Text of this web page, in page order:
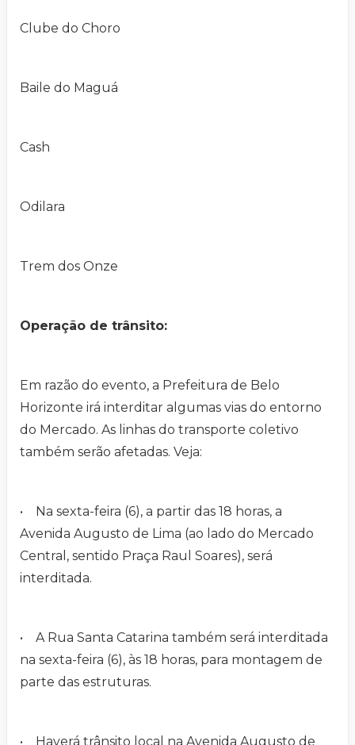
Clube do Choro
Baile do Maguá
Cash
Odilara
Trem dos Onze
Operação de trânsito:
Em razão do evento, a Prefeitura de Belo
Horizonte irá interditar algumas vias do entorno
do Mercado. As linhas do transporte coletivo
também serão afetadas. Veja:
• Na sexta-feira (6), a partir das 18 horas, a
Avenida Augusto de Lima (ao lado do Mercado
Central, sentido Praça Raul Soares), será
interditada.
• A Rua Santa Catarina também será interditada
na sexta-feira (6), às 18 horas, para montagem de
parte das estruturas.
• Haverá trânsito local na Avenida Augusto de